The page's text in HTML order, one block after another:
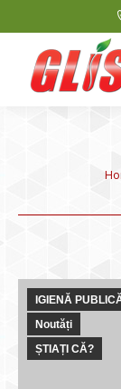
IGIENĂ
Noutăți
ȘTIAȚI CĂ?